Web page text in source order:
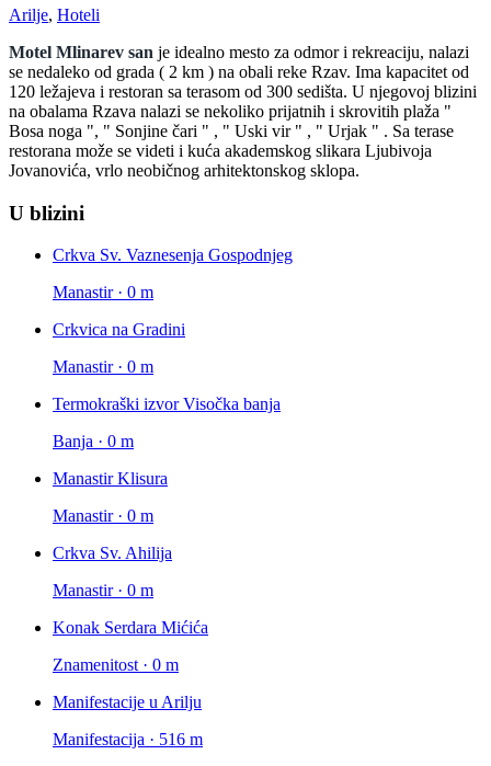
Arilje, Hoteli
Motel Mlinarev san je idealno mesto za odmor i rekreaciju, nalazi
se nedaleko od grada ( 2 km ) na obali reke Rzav. Ima kapacitet od
120 ležajeva i restoran sa terasom od 300 sedišta. U njegovoj blizini
na obalama Rzava nalazi se nekoliko prijatnih i skrovitih plaža "
Bosa noga ", " Sonjine čari " , " Uski vir " , " Urjak " . Sa terase
restorana može se videti i kuća akademskog slikara Ljubivoja
Jovanovića, vrlo neobičnog arhitektonskog sklopa.
U blizini
Crkva Sv. Vaznesenja Gospodnjeg
Manastir · 0 m
Crkvica na Gradini
Manastir · 0 m
Termokraški izvor Visočka banja
Banja · 0 m
Manastir Klisura
Manastir · 0 m
Crkva Sv. Ahilija
Manastir · 0 m
Konak Serdara Mićića
Znamenitost · 0 m
Manifestacije u Arilju
Manifestacija · 516 m